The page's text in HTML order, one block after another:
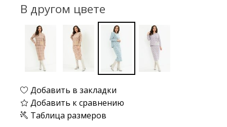
В другом цвете
Добавить в закладки
Добавить к сравнению
Таблица размеров